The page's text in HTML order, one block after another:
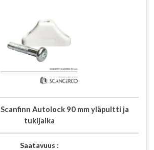
Scanfinn Autolock 90 mm yläpultti ja
tukijalka
Saatavuus :